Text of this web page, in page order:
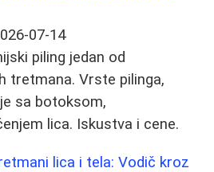
07-14
piling jedan od
tretmana. Vrste pilinga,
sa botoksom,
lica. Iskustva i cene.
lica i tela: Vodič kroz